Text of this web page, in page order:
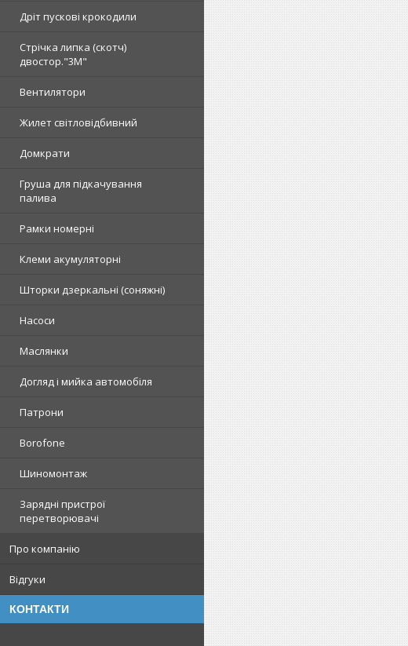
Дріт пускові крокодили
Стрічка липка (скотч)
двостор."3М"
Вентилятори
Жилет світловідбивний
Домкрати
Груша для підкачування
палива
Рамки номерні
Клеми акумуляторні
Шторки дзеркальні (соняжні)
Насоси
Маслянки
Догляд і мийка автомобіля
Патрони
Borofone
Шиномонтаж
Зарядні пристрої
перетворювачі
Про компанію
Відгуки
КОНТАКТИ